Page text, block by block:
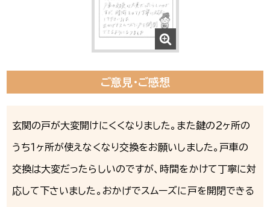
ご意見・ご感想
玄関の戸が大変開けにくくなりました。また鍵の２ヶ所の
うち１ヶ所が使えなくなり交換をお願いしました。戸車の
交換は大変だったらしいのですが、時間をかけて丁寧に対
応して下さいました。おかげでスムーズに戸を開閉できる